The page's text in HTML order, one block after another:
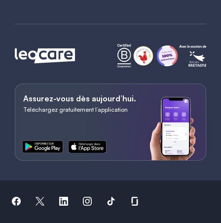
Assurez-vous dès aujourd’hui.
Téléchargez gratuitement l’application